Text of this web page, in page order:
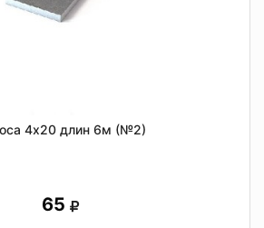
4х20 длин 6м (№2)
65